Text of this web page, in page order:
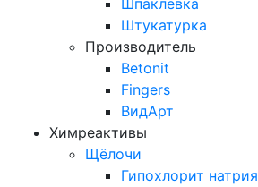
Шпаклевка
Штукатурка
Производитель
Betonit
Fingers
ВидАрт
Химреактивы
Щёлочи
Гипохлорит натрия